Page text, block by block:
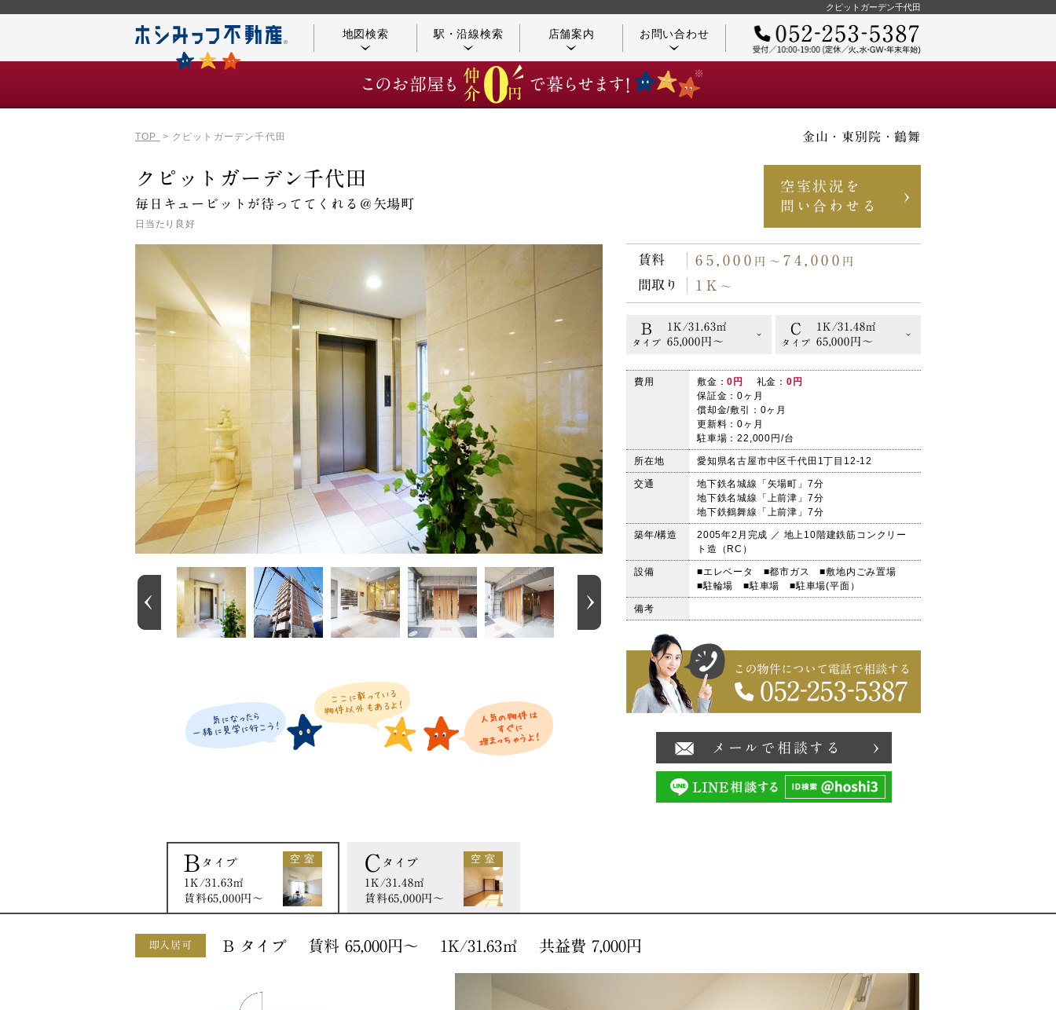
クピットガーデン千代田
地図検索 駅・沿線検索 店舗案内
お客様の声 コンシェルジュ紹介 物件オーナーさまへ
お問い合わせ
TOP クピットガーデン千代田 金山・東別院・鶴舞
クピットガーデン千代田
毎日キューピットが待っててくれる＠矢場町
日当たり良好
空室状況を
問い合わせる
賃料 65,000 円〜 74,000 円
間取り 1K 〜
B
タイプ
1K/31.63㎡
65,000円〜
C
タイプ
1K/31.48㎡
65,000円〜
費用 敷金：0円 礼金：0円
保証金：0ヶ月
償却金/敷引：0ヶ月
更新料：0ヶ月
駐車場：22,000円/台
所在地 愛知県名古屋市中区千代田1丁目12-12
交通
地下鉄名城線「矢場町」7分
地下鉄名城線「上前津」7分
地下鉄鶴舞線「上前津」7分
築年/構造
2005年2月完成 ／ 地上10階建鉄筋コンクリー
ト造（RC）
設備 ■エレベータ ■都市ガス■敷地内ごみ置場
■駐輪場 ■駐車場 ■駐車場(平面）
備考
メールで相談する
空 室
B タイプ
1K/31.63㎡
賃料65,000円〜
空 室
C タイプ
1K/31.48㎡
賃料65,000円〜
即入居可 B タイプ 賃料 65,000円〜 1K/31.63㎡ 共益費 7,000円